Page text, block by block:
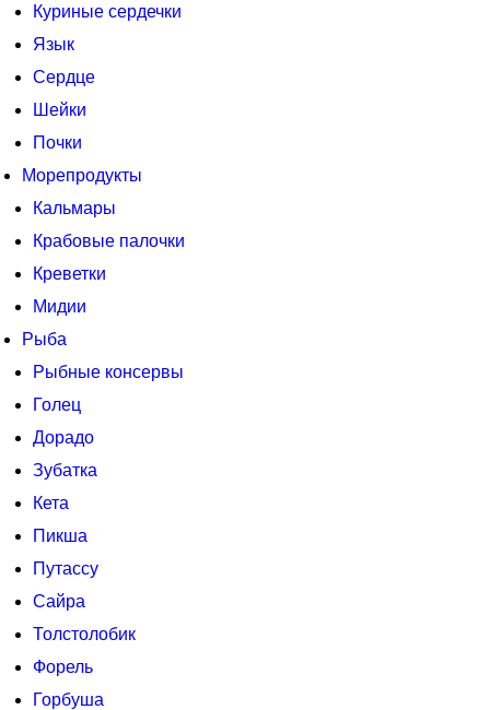
Куриные сердечки
Язык
Сердце
Шейки
Почки
Морепродукты
Кальмары
Крабовые палочки
Креветки
Мидии
Рыба
Рыбные консервы
Голец
Дорадо
Зубатка
Кета
Пикша
Путассу
Сайра
Толстолобик
Форель
Горбуша